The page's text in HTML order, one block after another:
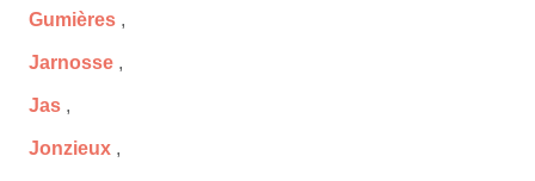
Gumières ,
Jarnosse ,
Jas ,
Jonzieux ,